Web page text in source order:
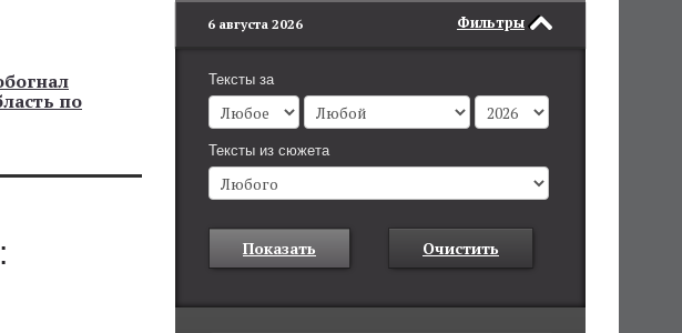
по
Фильтры
6 августа 2026
Тексты за
Тексты из сюжета
Показать Очистить